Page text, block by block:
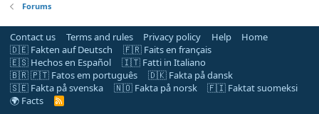
Forums
Contact us Terms and rules Privacy policy Help
Home
🇩🇪 Fakten auf Deutsch
🇫🇷 Faits en français
🇪🇸 Hechos en Español
🇮🇹 Fatti in Italiano
🇧🇷 🇵🇹 Fatos em português
🇩🇰 Fakta på dansk
🇸🇪 Fakta på svenska
🇳🇴 Fakta på norsk
🇫🇮 Faktat suomeksi
🌍 Facts
R